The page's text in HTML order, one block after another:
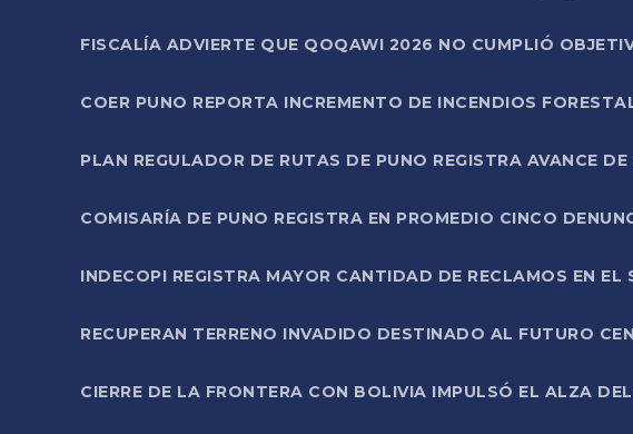
FISCALÍA ADVIERTE QUE QOQAWI 2026 NO CUMPLIÓ
COER PUNO REPORTA INCREMENTO DE INCENDIOS
PLAN REGULADOR DE RUTAS DE PUNO REGISTRA AVANCE
COMISARÍA DE PUNO REGISTRA EN PROMEDIO CINCO
INDECOPI REGISTRA MAYOR CANTIDAD DE RECLAMOS EN EL
RECUPERAN TERRENO INVADIDO DESTINADO AL FUTURO
CIERRE DE LA FRONTERA CON BOLIVIA IMPULSÓ EL ALZA